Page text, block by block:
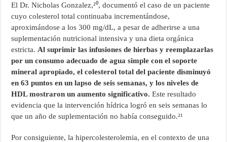
El Dr. Nicholas Gonzalez,²⁰, documentó el caso de un paciente
cuyo colesterol total continuaba incrementándose,
aproximándose a los 300 mg/dL, a pesar de adherirse a una
suplementación nutricional intensiva y una dieta orgánica
estricta. Al suprimir las infusiones de hierbas y reemplazarlas
por un consumo adecuado de agua simple con el soporte
mineral apropiado, el colesterol total del paciente disminuyó
en 63 puntos en un lapso de seis semanas, y los niveles de
HDL mostraron un aumento significativo. Este resultado
evidencia que la intervención hídrica logró en seis semanas lo
que un año de suplementación no había conseguido.²¹
Por consiguiente, la hipercolesterolemia, en el contexto de una